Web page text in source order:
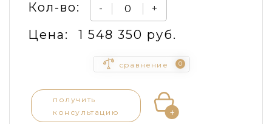
Кол-во: - +
Цена: 1 548 350 руб.
сравнение 0
получить
консультацию